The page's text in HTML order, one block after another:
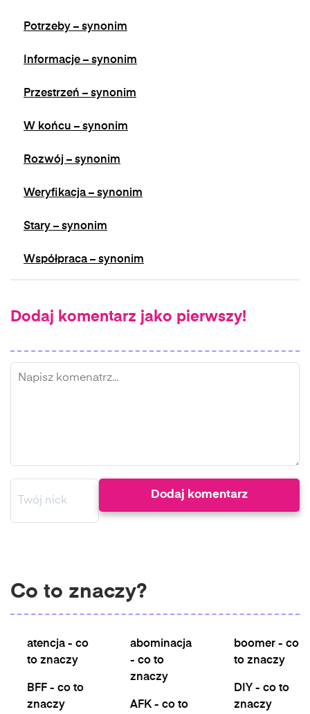
Potrzeby – synonim
Informacje – synonim
Przestrzeń – synonim
W końcu – synonim
Rozwój – synonim
Weryfikacja – synonim
Stary – synonim
Współpraca – synonim
Dodaj komentarz jako pierwszy!
Co to znaczy?
atencja - co
to znaczy
BFF - co to
znaczy
abominacja
- co to
znaczy
AFK - co to
boomer - co
to znaczy
DIY - co to
znaczy